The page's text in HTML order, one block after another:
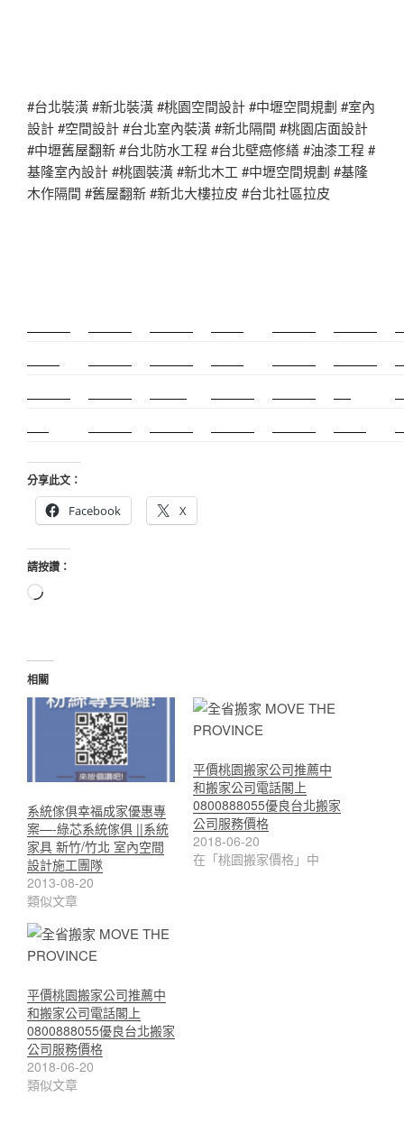
#台北裝潢 #新北裝潢 #桃園空間設計 #中壢空間規劃 #室內
設計 #空間設計 #台北室內裝潢 #新北隔間 #桃園店面設計
#中壢舊屋翻新 #台北防水工程 #台北壁癌修繕 #油漆工程 #
基隆室內設計 #桃園裝潢 #新北木工 #中壢空間規劃 #基隆
木作隔間 #舊屋翻新 #新北大樓拉皮 #台北社區拉皮
分享此文：
Facebook
X
請按讚：
正
入...
相關
系統傢俱幸福成家優惠專
案—-綠芯系統傢俱 ||系統
家具 新竹/竹北 室內空間
設計施工團隊
2013-08-20
類似文章
平價桃園搬家公司推薦中
和搬家公司電話閣上
0800888055優良台北搬家
公司服務價格
2018-06-20
在「桃園搬家價格」中
平價桃園搬家公司推薦中
和搬家公司電話閣上
0800888055優良台北搬家
公司服務價格
2018-06-20
類似文章